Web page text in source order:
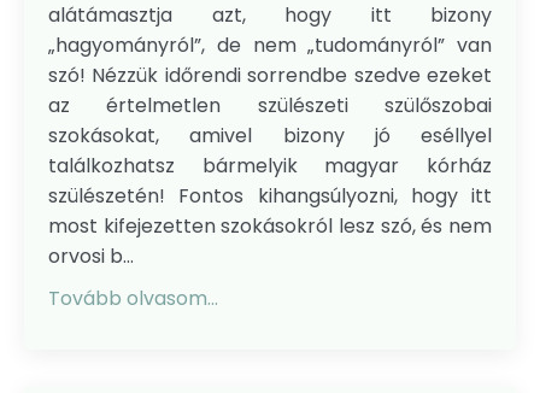
alátámasztja azt, hogy itt bizony
„hagyományról”, de nem „tudományról” van
szó! Nézzük időrendi sorrendbe szedve ezeket
az értelmetlen szülészeti szülőszobai
szokásokat, amivel bizony jó eséllyel
találkozhatsz bármelyik magyar kórház
szülészetén! Fontos kihangsúlyozni, hogy itt
most kifejezetten szokásokról lesz szó, és nem
orvosi b...
Tovább olvasom...